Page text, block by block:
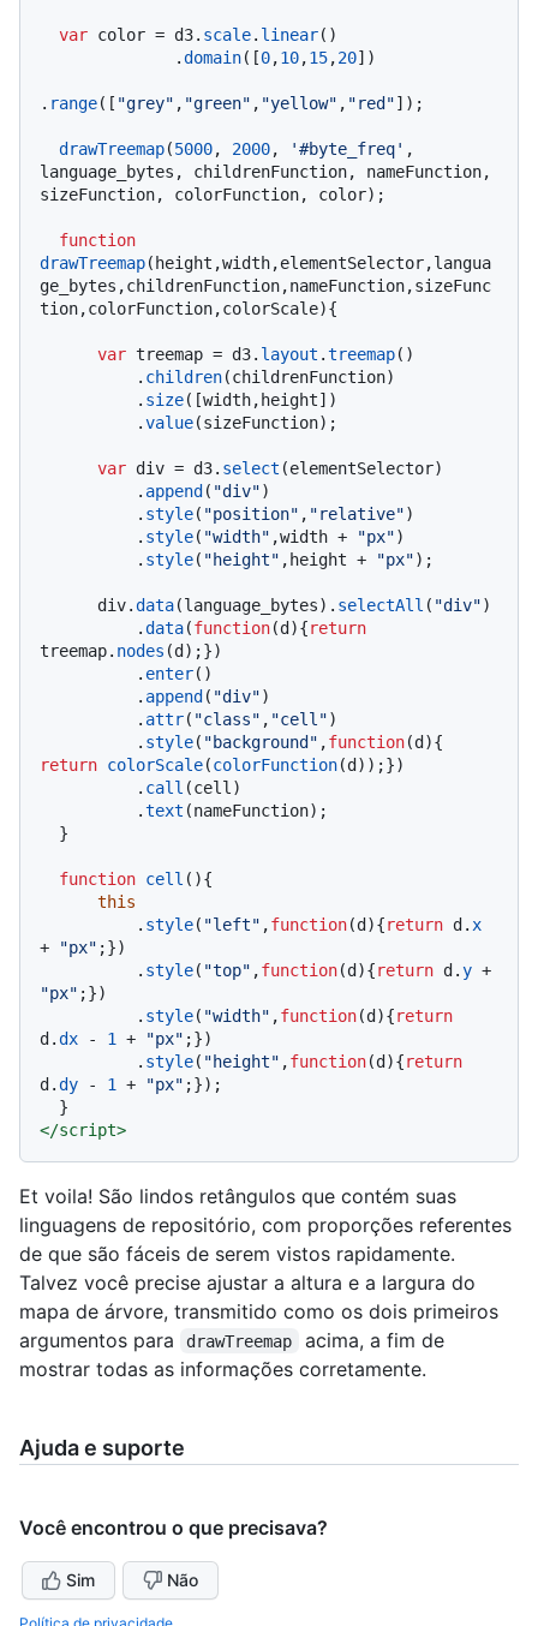
var color = d3. scale. linear()
              .
domain([0,10,15,20])
. range([ "grey" , "green" , "yellow" , "red"]);
drawTreemap(5000, 2000, '#byte_freq' ,
language_bytes, childrenFunction, nameFunction,
sizeFunction, colorFunction, color);
function
drawTreemap( height,width,elementSelector,langua
ge_bytes,childrenFunction,nameFunction,sizeFunc
tion,colorFunction,colorScale){
var treemap = d3. layout .treemap()
          .
children(childrenFunction)
          .
size([width,height])
          .
value(sizeFunction);
var div = d3. select (elementSelector)
          .
append ( "div")
          .
style( "position" , "relative")
          .
style( "width" ,width + "px")
          .
style( "height" ,height + "px");
      div.
data(language_bytes). selectAll ( "div")
          .
data(function(d ){return
treemap. nodes (d);})
          .
enter()
          .
append ( "div")
          .
attr( "class" , "cell")
          .
style( "background" ,function(d
return colorScale(colorFunction(d));})
          .
call (cell)
          .
text (nameFunction);
function cell ( ){
this
          .
style( "left" ,function(d ){return d. x
+
"px" ;})
          .
style( "top" ,function(d ){return d.y
"px" ;})
          .
style( "width" ,function(d ){return
d.dx - 1 + "px" ;})
          .
style( "height" ,function(d ){return
d.dy - 1 + "px" ;});
</script>
Et voila! São lindos retângulos que contém suas
linguagens de repositório, com proporções referentes
de que são fáceis de serem vistos rapidamente.
Talvez você precise ajustar a altura e a largura do
mapa de árvore, transmitido como os dois primeiros
argumentos para
drawTreemap
acima, a fim de
mostrar todas as informações corretamente.
Ajuda e suporte
Você encontrou o que precisava?
Sim Não